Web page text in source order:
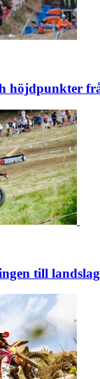
höjdpunkter
till